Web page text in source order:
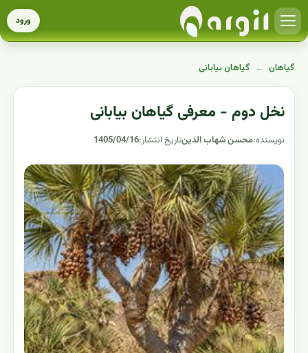
ورود
گیاهان ← گیاهان بیابانی
نخل دوم - معرفی گیاهان بیابانی
نویسنده:محسن شهاب الدینتاریخ انتشار:1405/04/16